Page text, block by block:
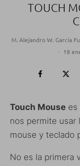
TOUCH
M. Alejandro W. García
· 18
Touch Mouse es
nos permite usar
mouse y teclado
No es la primera